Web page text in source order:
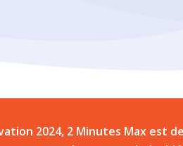
2024, 2 Minutes Max est